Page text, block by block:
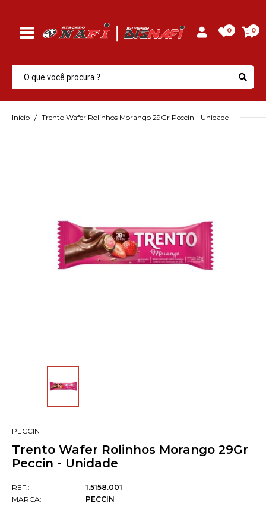
0 0
Início Trento Wafer Rolinhos Morango 29Gr Peccin - Unidade
PECCIN
Trento Wafer Rolinhos Morango 29Gr
Peccin - Unidade
REF.:
MARCA:
1.5158.001
PECCIN